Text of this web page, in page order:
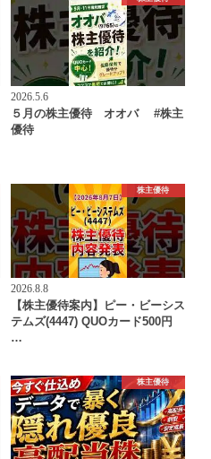
2026.5.6
５月の株主優待 オオバ #株主
優待
株主優待
2026.8.8
【株主優待案内】ピー・ビーシス
テムズ(4447) QUOカード500円
…
株主優待